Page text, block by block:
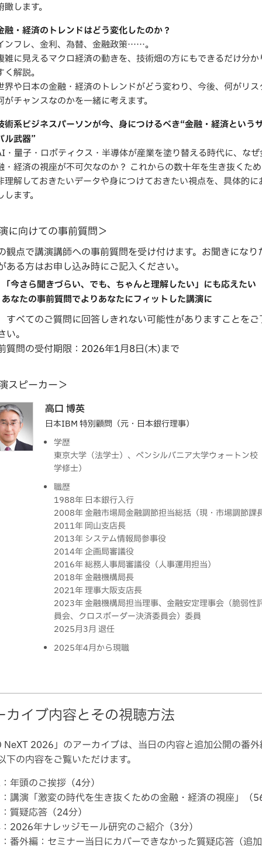
瞰します。
融・経済のトレンドはどう変化したのか？
ンフレ、金利、為替、金融政策……。
雑に見えるマクロ経済の動きを、技術畑の方にもできるだけ分か
く解説。
界や日本の金融・経済のトレンドがどう変わり、今後、何がリス
がチャンスなのかを一緒に考えます。
術系ビジネスパーソンが今、身につけるべき“金融・経済という
ル武器”
・量子・ロボティクス・半導体が産業を塗り替える時代に、なぜ
・経済の視座が不可欠なのか？ これからの数十年を生き抜くた
理解しておきたいデータや身につけておきたい視点を、具体的に
します。
に向けての事前質問＞
観点で講演講師への事前質問を受け付けます。お聞きになり
ある方はお申し込み時にご記入ください。
「今さら聞きづらい、でも、ちゃんと理解したい」にも応えたい
あなたの事前質問でよりあなたにフィットした講演に
すべてのご質問に回答しきれない可能性がありますことをご
い。
質問の受付期限：2026年1月8日(木)まで
スピーカー＞
高口 博英
日本IBM 特別顧問（元・日本銀行理事）
学歴
東京大学（法学士）、ペンシルバニア大学ウォートン校
学修士）
職歴
1988年 日本銀行入行
2008年 金融市場局金融調節担当総括（現・市場調節課
2011年 岡山支店長
2013年 システム情報局参事役
2014年 企画局審議役
2016年 総務人事局審議役（人事運用担当）
2018年 金融機構局長
2021年 理事大阪支店長
2023年 金融機構局担当理事、金融安定理事会（脆弱性
員会、クロスボーダー決済委員会）委員
2025月3月 退任
2025年4月から現職
カイブ内容とその視聴方法
NeXT 2026」のアーカイブは、当日の内容と追加公開の番
下の内容をご覧いただけます。
年頭のご挨拶（4分）
講演「激変の時代を生き抜くための金融・経済の視座」（
質疑応答（24分）
2026年ナレッジモール研究のご紹介（3分）
番外編：セミナー当日にカバーできなかった質疑応答（追